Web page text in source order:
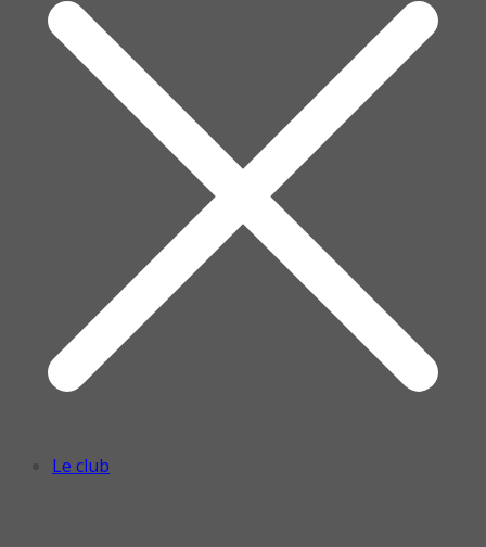
Le club